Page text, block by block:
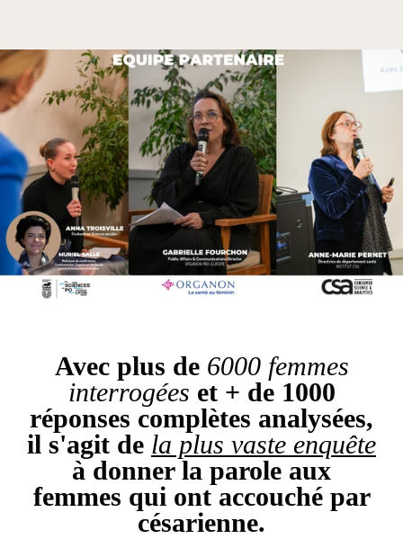
Avec plus de 6000 femmes
interrogées et + de 1000
réponses complètes analysées,
il s'agit de la plus vaste enquête
à donner la parole aux
femmes qui ont accouché par
césarienne.